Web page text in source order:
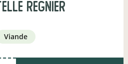
regnier
viande